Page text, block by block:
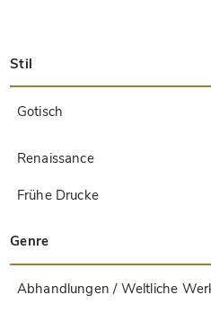
Stil
Spätantik
Insular
Karolingisch
Ottonisch
Byzantinisch
Romanisch
Gotisch
Renaissance
Frühe Drucke
Genre
Abhandlungen / Weltliche